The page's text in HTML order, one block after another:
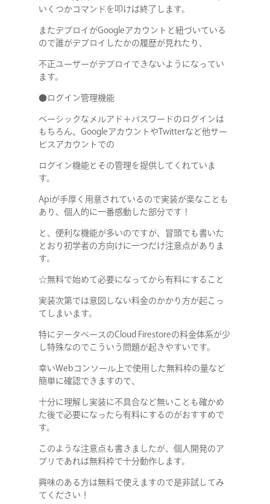
COMPANY
SERVICE
STAFF BLOG
いくつかコマンドを叩けば終了します。
またデプロイがGoogleアカウントと紐づいている
ので誰がデプロイしたかの履歴が見れたり、
不正ユーザーがデプロイできないようになってい
ます。
●ログイン管理機能
ベーシックなメルアド＋パスワードのログインは
もちろん、GoogleアカウントやTwitterなど他サー
ビスアカウントでの
ログイン機能とその管理を提供してくれていま
す。
Apiが手厚く用意されているので実装が楽なことも
あり、個人的に一番感動した部分です！
と、便利な機能が多いのですが、冒頭でも書いた
とおり初学者の方向けに一つだけ注意点がありま
す。
☆無料で始めて必要になってから有料にすること
実装次第では意図しない料金のかかり方が起こっ
てしまいます。
特にデータベースのCloud Firestoreの料金体系が少
し特殊なのでこういう問題が起きやすいです。
幸いWebコンソール上で使用した無料枠の量など
簡単に確認できますので、
十分に理解し実装に不具合など無いことも確かめ
た後で必要になったら有料にするのがおすすめで
す。
このような注意点も書きましたが、個人開発のア
プリであれば無料枠で十分動作します。
興味のある方は無料で使えますので是非試してみ
てください！